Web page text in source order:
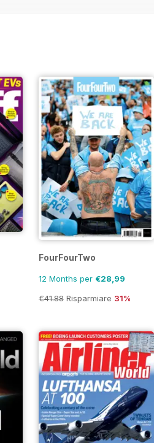
FourFourTwo
12 Months per €28,99
€41.88 Risparmiare 31%